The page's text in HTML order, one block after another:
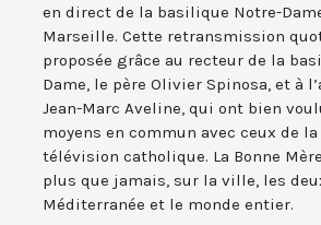
en direct de la basilique Notre-
Marseille. Cette retransmission
proposée grâce au recteur de la
Dame, le père Olivier Spinosa, et à
Jean-Marc Aveline, qui ont bien
moyens en commun avec ceux de
télévision catholique. La Bonne
plus que jamais, sur la ville, les
Méditerranée et le monde entier.